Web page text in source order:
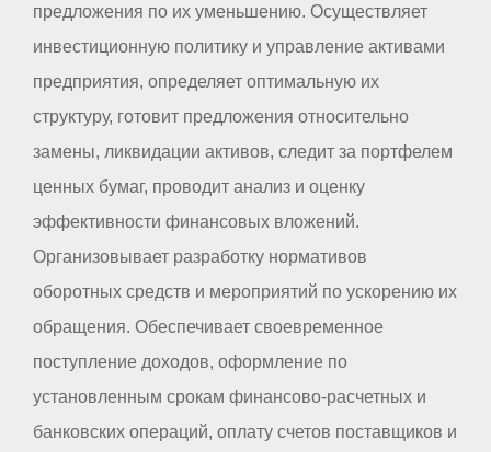
предложения по их уменьшению. Осуществляет
инвестиционную политику и управление активами
предприятия, определяет оптимальную их
структуру, готовит предложения относительно
замены, ликвидации активов, следит за портфелем
ценных бумаг, проводит анализ и оценку
эффективности финансовых вложений.
Организовывает разработку нормативов
оборотных средств и мероприятий по ускорению их
обращения. Обеспечивает своевременное
поступление доходов, оформление по
установленным срокам финансово-расчетных и
банковских операций, оплату счетов поставщиков и